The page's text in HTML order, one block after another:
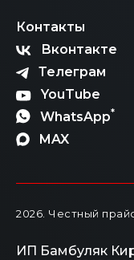
Контакты
Вконтакте
Телеграм
YouTube
WhatsApp*
MAX
2026. Честный
ИП Бамбуляк